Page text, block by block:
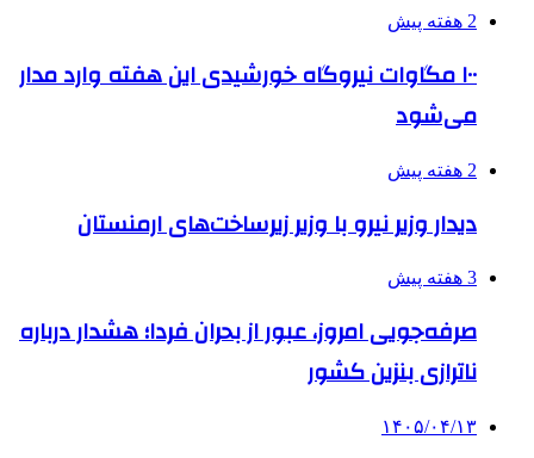
2 هفته پیش
۱۰۰ مگاوات نیروگاه‌ خورشیدی این هفته وارد مدار
می‌شود
2 هفته پیش
دیدار وزیر نیرو با وزیر زیرساخت‌های ارمنستان
3 هفته پیش
صرفه‌جویی امروز، عبور از بحران فردا؛ هشدار درباره
ناترازی بنزین کشور
۱۴۰۵/۰۴/۱۳